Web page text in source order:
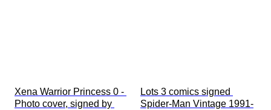
Xena Warrior Princess 0 -
Photo cover, signed by
Lots 3 comics signed
Spider-Man Vintage 1991-